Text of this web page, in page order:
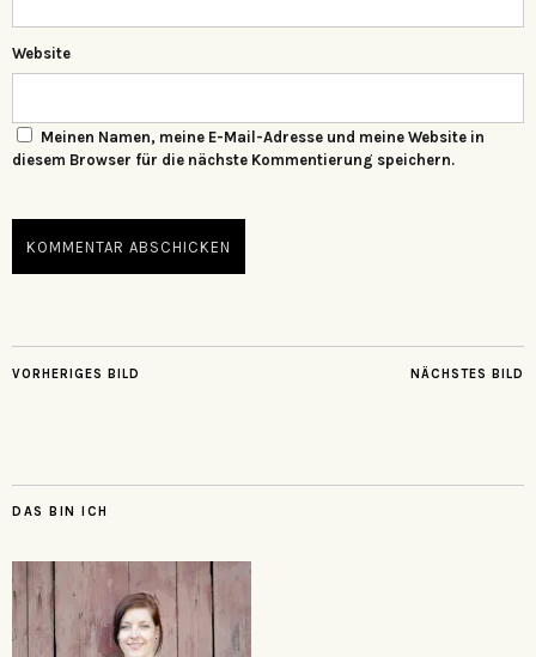
Website
Meinen Namen, meine E-Mail-Adresse und meine Website in
diesem Browser für die nächste Kommentierung speichern.
NÄCHSTES BILD
VORHERIGES BILD
DAS BIN ICH